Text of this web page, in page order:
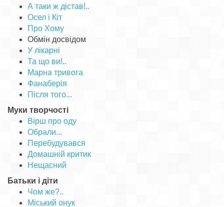
А таки ж дістав!..
Осел і Кіт
Про Хому
Обмін досвідом
У лікарні
Та що ви!..
Марна тривога
Фанаберія
Після того...
Муки творчості
Вірш про оду
Обрали...
Перебудувався
Домашній критик
Нещасний
Батьки і діти
Чом же?..
Міський онук